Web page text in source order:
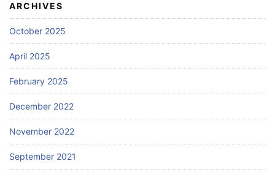
ARCHIVES
October 2025
April 2025
February 2025
December 2022
November 2022
September 2021